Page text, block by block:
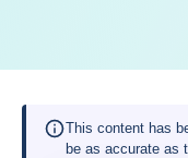
This content has
be as accurate as